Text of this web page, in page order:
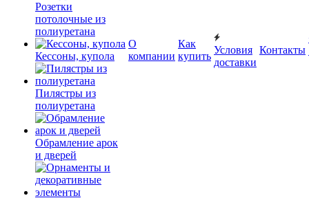
Розетки
потолочные из
полиуретана
Кессоны, купола
Пилястры из
полиуретана
Обрамление арок
и дверей
О
компании
Как
купить
Условия
доставки
Контакты